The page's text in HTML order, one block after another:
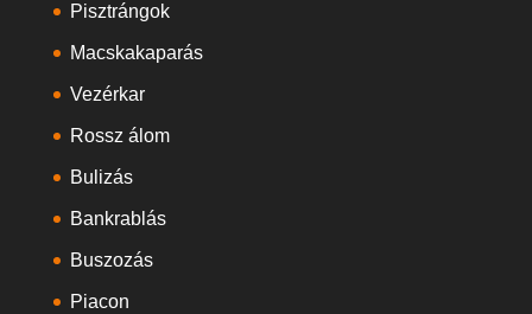
Pisztrángok
Macskakaparás
Vezérkar
Rossz álom
Bulizás
Bankrablás
Buszozás
Piacon